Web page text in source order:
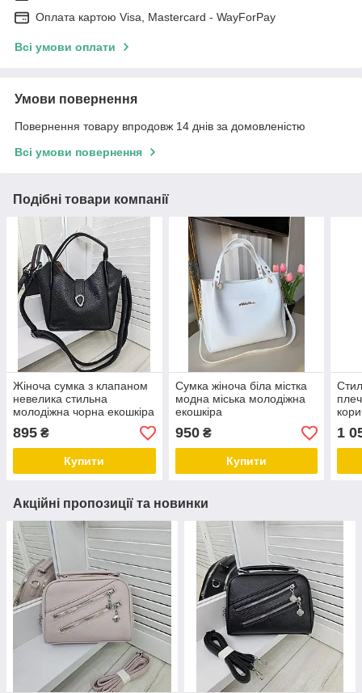
Оплата картою Visa, Mastercard - WayForPay
Всі умови оплати
Умови повернення
Повернення товару впродовж 14 днів за домовленістю
Всі умови повернення
Подібні товари компанії
Жіноча сумка з клапаном
невелика стильна
молодіжна чорна екошкіра
895 ₴
Купити
Сумка жіноча біла містка
модна міська молодіжна
екошкіра
950₴
Купити
1
Акційні пропозиції та новинки